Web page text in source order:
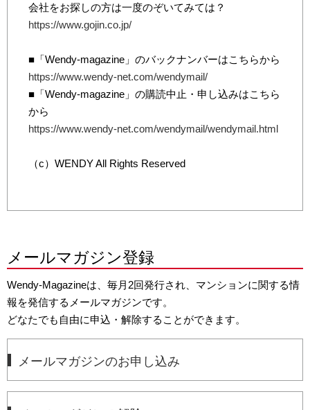
会社をお探しの方は一度のぞいてみては？
https://www.gojin.co.jp/
■「Wendy-magazine」のバックナンバーはこちらから
https://www.wendy-net.com/wendymail/
■「Wendy-magazine」の購読中止・申し込みはこちら
から
https://www.wendy-net.com/wendymail/wendymail.html
（c）WENDY All Rights Reserved
メールマガジン登録
Wendy-Magazineは、毎月2回発行され、マンションに関する情
報を発信するメールマガジンです。
どなたでも自由に申込・解除することができます。
メールマガジンのお申し込み